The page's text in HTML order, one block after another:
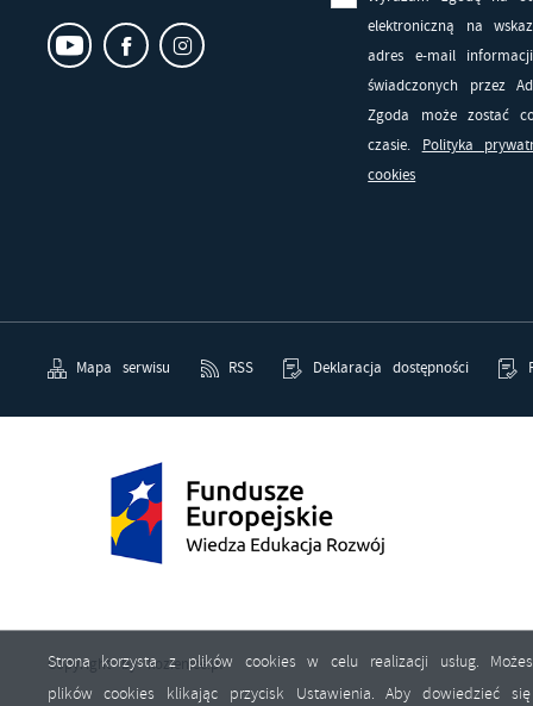
elektroniczną na
adres e-mail
świadczonych przez
Zgoda może zostać
czasie. Polityka
cookies
Mapa serwisu RSS Deklaracja dostępności
Copyright by kozienice.pl
Strona korzysta z plików cookies w celu realizacji usług.
plików cookies klikając przycisk Ustawienia. Aby dowiedzieć